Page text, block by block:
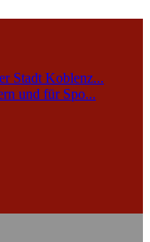
Stadt Koblenz...
und für Spo...